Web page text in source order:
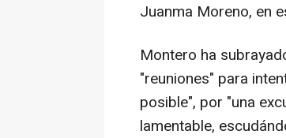
Juanma Moreno, en
Montero ha
"reuniones" para
posible", por "una
lamentable,